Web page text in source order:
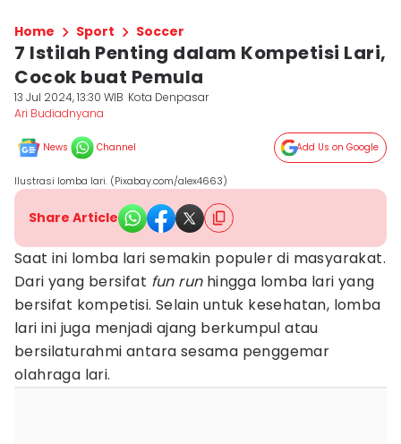
Home Sport Soccer
7 Istilah Penting dalam Kompetisi Lari,
Cocok buat Pemula
13 Jul 2024, 13:30 WIB Kota Denpasar
Ari Budiadnyana
News Channel Add Us on Google
Ilustrasi lomba lari. (Pixabay.com/alex4663)
Share Article
Saat ini lomba lari semakin populer di masyarakat.
Dari yang bersifat fun runhingga lomba lari yang
bersifat kompetisi. Selain untuk kesehatan, lomba
lari ini juga menjadi ajang berkumpul atau
bersilaturahmi antara sesama penggemar
olahraga lari.